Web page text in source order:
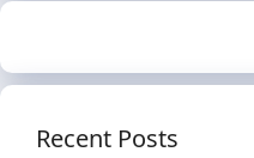
Recent Posts